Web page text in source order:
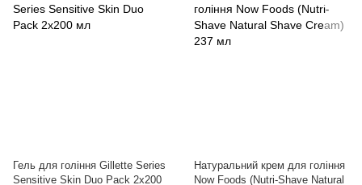
Гель для гоління Gillette Series
Sensitive Skin Duo Pack 2х200
Натуральний крем для гоління
Now Foods (Nutri-Shave Natural